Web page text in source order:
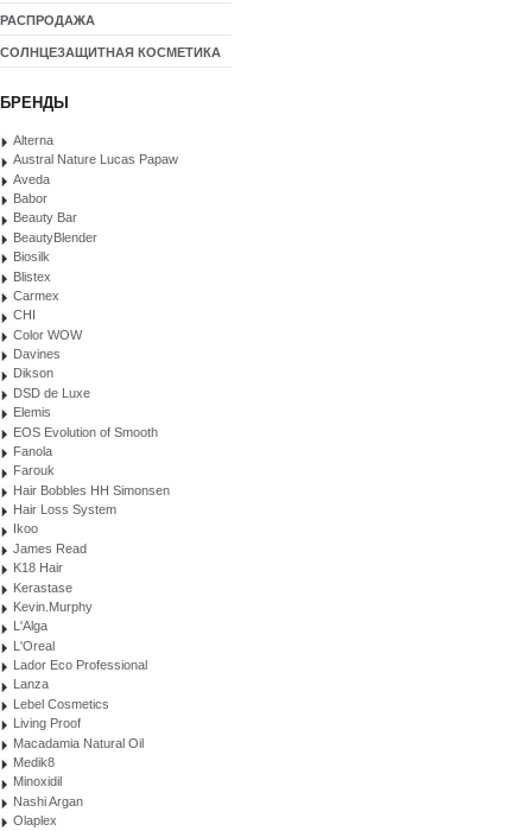
РАСПРОДАЖА
СОЛНЦЕЗАЩИТНАЯ КОСМЕТИКА
БРЕНДЫ
Alterna
Austral Nature Lucas Papaw
Aveda
Babor
Beauty Bar
BeautyBlender
Biosilk
Blistex
Carmex
CHI
Color WOW
Davines
Dikson
DSD de Luxe
Elemis
EOS Evolution of Smooth
Fanola
Farouk
Hair Bobbles HH Simonsen
Hair Loss System
Ikoo
James Read
K18 Hair
Kerastase
Kevin.Murphy
L'Alga
L'Oreal
Lador Eco Professional
Lanza
Lebel Cosmetics
Living Proof
Macadamia Natural Oil
Medik8
Minoxidil
Nashi Argan
Olaplex